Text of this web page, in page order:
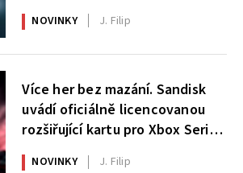
NOVINKY J. Filip
Více her bez mazání. Sandisk
uvádí oficiálně licencovanou
rozšiřující kartu pro Xbox Series
X|S
NOVINKY J. Filip